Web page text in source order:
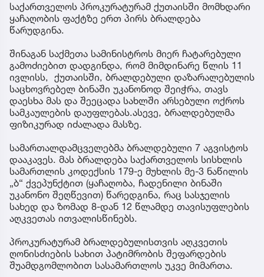
საქართველოს პროკურატურამ ქუთაისში მომხდარი
ყაჩაღობის ფაქტზე ერთ პირს ბრალდება
წარუდგინა.
შინაგან საქმეთა სამინისტროს მიერ ჩატარებული
გამოძიებით დადგინდა, რომ მიმდინარე წლის 11
ივლისს, ქუთაისში, ბრალდებული დაზარალებულის
საცხოვრებელ ბინაში უკანონოდ შეიჭრა, თავს
დაესხა მას და შეეცადა სახლში არსებული ოქროს
სამკაულების დაუფლებას.ასევე, ბრალდებულმა
ფიზიკურად იძალადა მასზე.
სამართალდამცველებმა ბრალდებული 7 აგვისტოს
დააკავეს. მას ბრალდება საქართველოს სისხლის
სამართლის კოდექსის 179-ე მუხლის მე-3 ნაწილის
„ბ“ ქვეპუნქტით (ყაჩაღობა, ჩადენილი ბინაში
უკანონო შეღწევით) წარედგინა, რაც სასჯელის
სახედ და ზომად 8-დან 12 წლამდე თავისუფლების
აღკვეთას ითვალისწინებს.
პროკურატურამ ბრალდებულისთვის აღკვეთის
ღონისძიების სახით პატიმრობის შეფარდების
შუამდგომლობით სასამართლოს უკვე მიმართა.